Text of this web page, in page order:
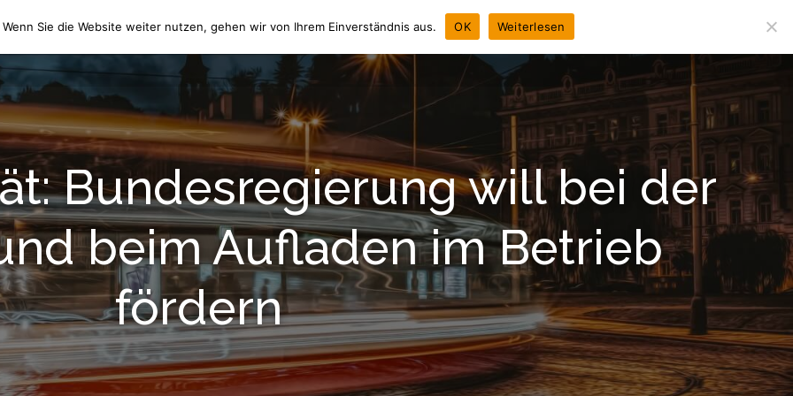
NEWS CHRONIK LEISTUNGEN
Bundesregierung will bei der
beim Aufladen im Betrieb
fördern
Sie die Website weiter nutzen, gehen wir von Ihrem Einverständnis aus. OK Weiterlesen